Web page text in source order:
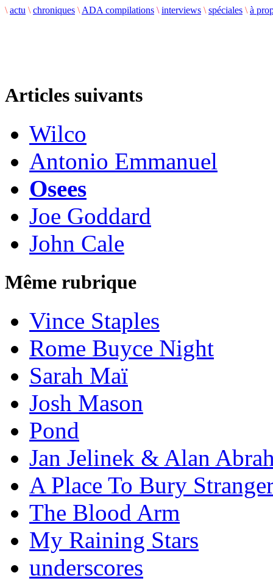
\ actu \ chroniques \ ADA compilations \ interviews \ spéciales \ à
Articles suivants
Wilco
Antonio Emmanuel
Osees
Joe Goddard
John Cale
Même rubrique
Vince Staples
Rome Buyce Night
Sarah Maï
Josh Mason
Pond
Jan Jelinek & Alan
A Place To Bury
The Blood Arm
My Raining Stars
underscores